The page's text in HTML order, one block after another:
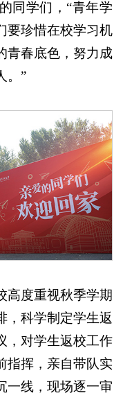
同学们，“青年学
要珍惜在校学习机
青春底色，努力成
。”
高度重视秋季学期
，科学制定学生返
，对学生返校工作
指挥，亲自带队实
一线，现场逐一审